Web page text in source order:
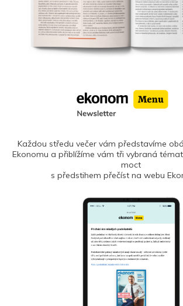
Každou středu večer vám představíme
Ekonomu a přiblížíme vám tři vybraná
moct
s předstihem přečíst na webu